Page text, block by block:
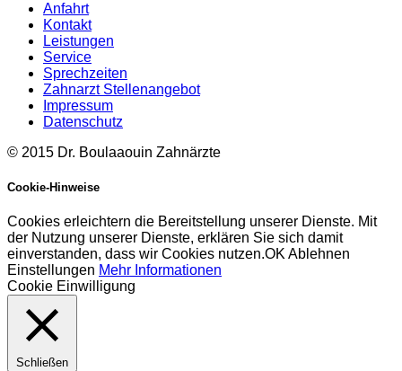
Anfahrt
Kontakt
Leistungen
Service
Sprechzeiten
Zahnarzt Stellenangebot
Impressum
Datenschutz
© 2015 Dr. Boulaaouin Zahnärzte
Cookie-Hinweise
Cookies erleichtern die Bereitstellung unserer Dienste. Mit
der Nutzung unserer Dienste, erklären Sie sich damit
einverstanden, dass wir Cookies nutzen.OK Ablehnen
Einstellungen Mehr Informationen
Cookie Einwilligung
Schließen